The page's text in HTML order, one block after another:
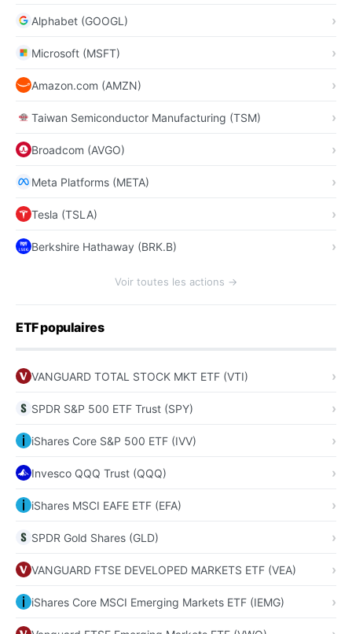
Alphabet (GOOGL)
Microsoft (MSFT)
Amazon.com (AMZN)
Taiwan Semiconductor Manufacturing (TSM)
Broadcom (AVGO)
Meta Platforms (META)
Tesla (TSLA)
Berkshire Hathaway (BRK.B)
Voir toutes les actions →
ETF populaires
VANGUARD TOTAL STOCK MKT ETF (VTI)
SPDR S&P 500 ETF Trust (SPY)
iShares Core S&P 500 ETF (IVV)
Invesco QQQ Trust (QQQ)
iShares MSCI EAFE ETF (EFA)
SPDR Gold Shares (GLD)
VANGUARD FTSE DEVELOPED MARKETS ETF (VEA)
iShares Core MSCI Emerging Markets ETF (IEMG)